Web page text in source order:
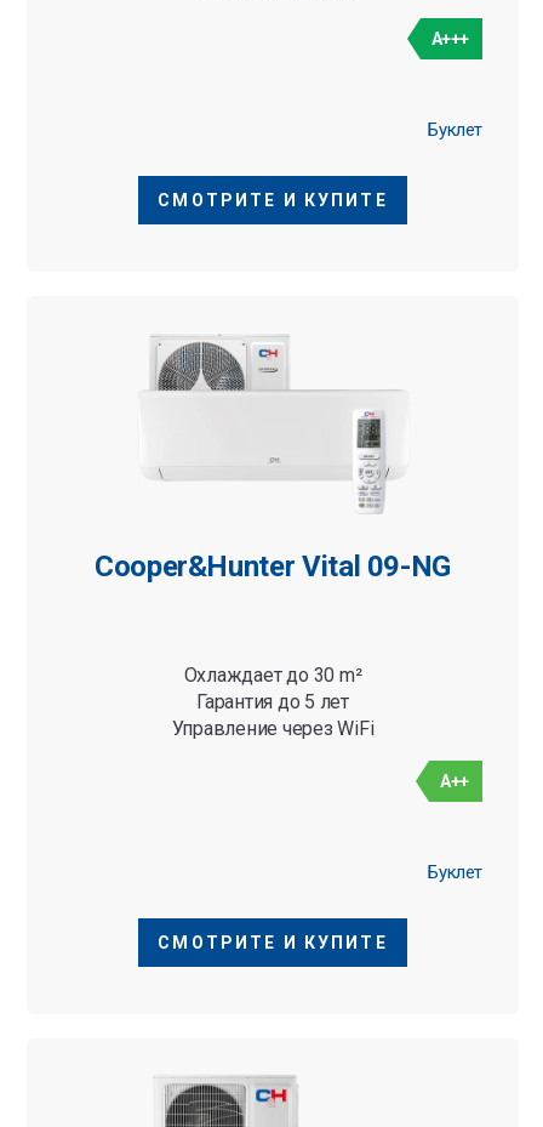
A+++
Буклет
СМОТРИТЕ И КУПИТЕ
Cooper&Hunter Vital 09-NG
Охлаждает до 30 m²
Гарантия до 5 лет
Управление через WiFi
A++
Буклет
СМОТРИТЕ И КУПИТЕ